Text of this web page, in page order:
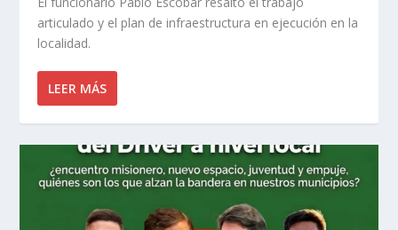
articulado y el plan de infraestructura en ejecución en la
localidad.
LEER MÁS